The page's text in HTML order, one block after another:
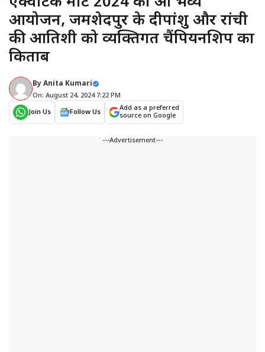
आयोजन, जमशेदपुर के दीपांशु और रांची
की आतिशी को व्यक्तिगत चैंपियनशिप का
किताब
ByAnita Kumari
On: August 24, 2024 7:22 PM
Join Us
Follow Us
Add as a preferred
source on Google
---Advertisement---